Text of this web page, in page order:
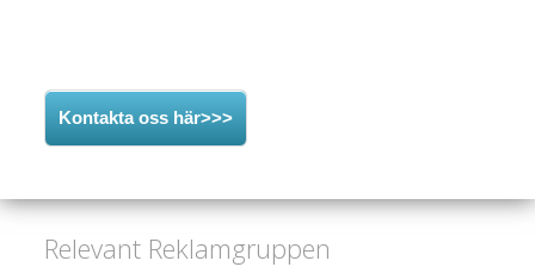
Kontakta oss här>>>
Relevant Reklamgruppen